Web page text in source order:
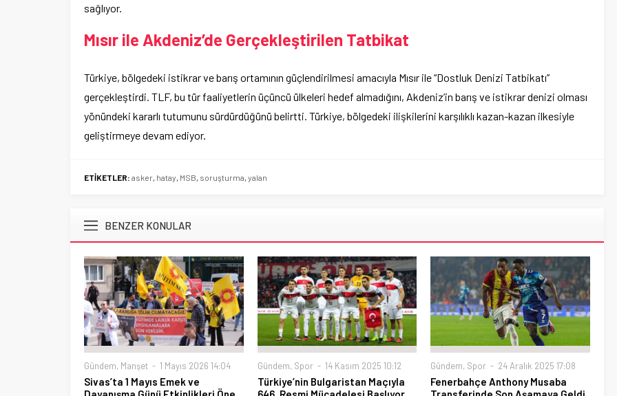
sağlıyor.
Mısır ile Akdeniz’de Gerçekleştirilen Tatbikat
Türkiye, bölgedeki istikrar ve barış ortamının güçlendirilmesi amacıyla Mısır ile “Dostluk Denizi Tatbikatı”
gerçekleştirdi. TLF, bu tür faaliyetlerin üçüncü ülkeleri hedef almadığını, Akdeniz’in barış ve istikrar denizi olması
yönündeki kararlı tutumunu sürdürdüğünü belirtti. Türkiye, bölgedeki ilişkilerini karşılıklı kazan-kazan ilkesiyle
geliştirmeye devam ediyor.
ETİKETLER: asker hatay MSB soruşturma yalan
BENZER KONULAR
Gündem, Manşet 1 Mayıs 2026 14:04
Sivas’ta 1 Mayıs Emek ve
Gündem, Spor 14 Kasım 2025 10:12
Türkiye’nin Bulgaristan Maçıyla
Gündem, Spor 24 Aralık 2025 17:08
Fenerbahçe Anthony Musaba